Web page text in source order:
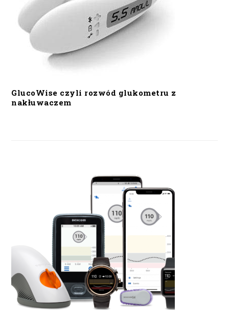
GlucoWise czyli rozwód glukometru z
nakłuwaczem